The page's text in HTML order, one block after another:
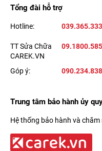
Tổng đài hỗ trợ
Hotline:
TT Sửa Chữa
CAREK.VN
Góp ý:
Trung tâm bảo hành ủy
Hệ thống bảo hành và